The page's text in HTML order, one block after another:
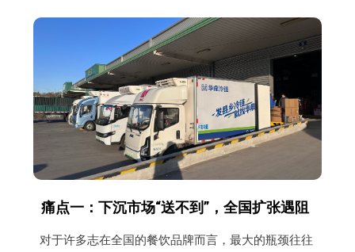
痛点一：下沉市场“送不到”，全国扩张遇阻
对于许多志在全国的餐饮品牌而言，最大的瓶颈往往